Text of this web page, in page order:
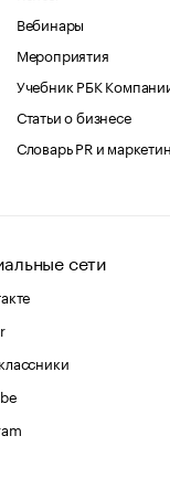
Вебинары
Мероприятия
Учебник РБК
Статьи о бизнесе
Словарь PR и
сети